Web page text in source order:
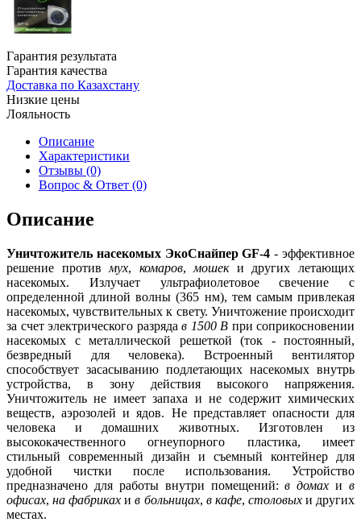
Гарантия результата
Гарантия качества
Доставка по Казахстану
Низкие цены
Лояльность
Описание
Характеристики
Отзывы (0)
Вопрос & Ответ (0)
Описание
Уничтожитель насекомых ЭкоСнайпер GF-4 - эффективное
решение против мух, комаров, мошеки других летающих
насекомых. Излучает ультрафиолетовое свечение с
определенной длиной волны (365 нм), тем самым привлекая
насекомых, чувствительных к свету. Уничтожение происходит
за счет электрического разряда в 1500 В при соприкосновении
насекомых с металлической решеткой (ток - постоянный,
безвредный для человека). Встроенный вентилятор
способствует засасыванию подлетающих насекомых внутрь
устройства, в зону действия высокого напряжения.
Уничтожитель не имеет запаха и не содержит химических
веществ, аэрозолей и ядов. Не представляет опасности для
человека и домашних животных. Изготовлен из
высококачественного огнеупорного пластика, имеет
стильный современный дизайн и съемный контейнер для
удобной чистки после использования. Устройство
предназначено для работы внутри помещений:в домах и в
офисах,на фабриках ив больницах, в кафе, столовыхи других
местах.